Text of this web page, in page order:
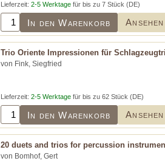
Lieferzeit: 2-5 Werktage für bis zu 7 Stück (DE)
In den Warenkorb Ansehen
Trio Oriente Impressionen für
von Fink, Siegfried
Lieferzeit: 2-5 Werktage für bis zu 62 Stück (DE)
In den Warenkorb Ansehen
20 duets and trios for percussion
von Bomhof, Gert